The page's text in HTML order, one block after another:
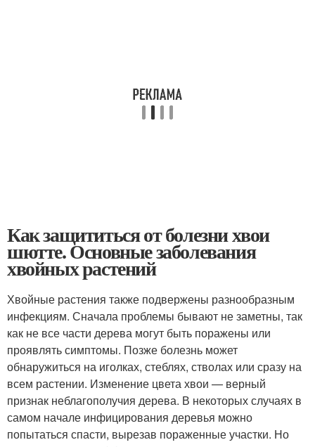
Как защититься от болезни хвои
шютте. Основные заболевания
хвойных растений
Хвойные растения также подвержены разнообразным
инфекциям. Сначала проблемы бывают не заметны, так
как не все части дерева могут быть поражены или
проявлять симптомы. Позже болезнь может
обнаружиться на иголках, стеблях, стволах или сразу на
всем растении. Изменение цвета хвои — верный
признак неблагополучия дерева. В некоторых случаях в
самом начале инфицирования деревья можно
попытаться спасти, вырезав пораженные участки. Но